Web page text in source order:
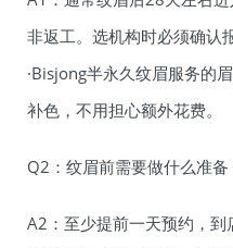
非返工。选机构时必须确认
·Bisjong半永久纹眉服务的
补色，不用担心额外花费。
Q2：纹眉前需要做什么准备
A2：至少提前一天预约，